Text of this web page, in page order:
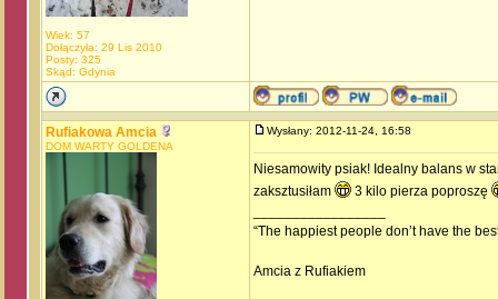
Wiek: 57
Dołączyła: 29 Lis 2010
Posty: 325
Skąd: Gdynia
Rufiakowa Amcia
DOM WARTY GOLDENA
Wysłany: 2012-11-24, 16:58
Niesamowity psiak! Idealny balans w
zaksztusiłam
3 kilo pierza poproszę
“The happiest people don’t have the
Amcia z Rufiakiem